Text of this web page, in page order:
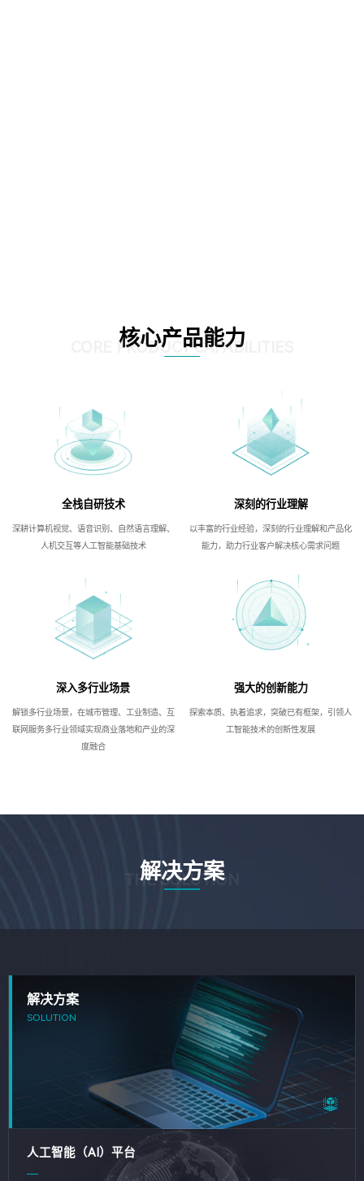
核心产品能力
CORE PRODUCT CAPABILITIES
全栈自研技术
深耕计算机视觉、语音识别、自然语言理解、
人机交互等人工智能基础技术
深刻的行业理解
以丰富的行业经验，深刻的行业理解和产品化
能力，助力行业客户解决核心需求问题
深入多行业场景
解锁多行业场景，在城市管理、工业制造、互
联网服务多行业领域实现商业落地和产业的深
度融合
强大的创新能力
探索本质、执着追求，突破已有框架，引领人
工智能技术的创新性发展
解决方案
THE SOLUTION
解决方案
SOLUTION
人工智能（AI）平台